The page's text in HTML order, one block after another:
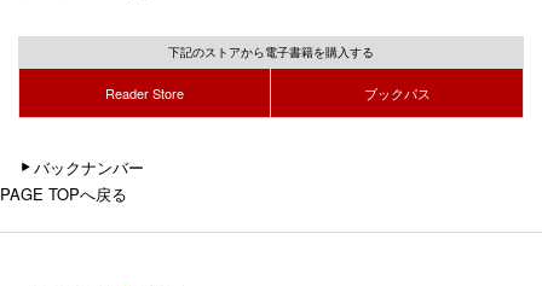
下記のストアから電子書籍を購入する
Reader Store ブックパス
バックナンバー
PAGE TOPへ戻る